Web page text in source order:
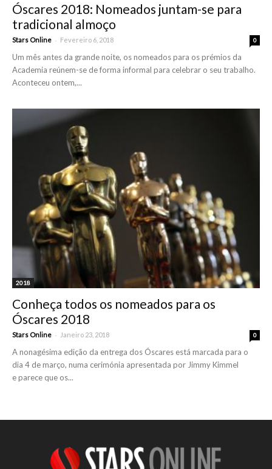
Óscares 2018: Nomeados juntam-se para
tradicional almoço
Stars Online - Fevereiro 6, 2018 0
Um mês antes da grande noite, os nomeados para os prémios da
Academia reúnem-se de forma informal para celebrar o seu trabalho.
Aconteceu ontem,...
2018
Conheça todos os nomeados para os
Óscares 2018
Stars Online - Janeiro 23, 2018 0
A nonagésima edição da entrega dos Óscares está marcada para o
dia 4 de março, numa cerimónia apresentada por Jimmy Kimmel
e parece que os...